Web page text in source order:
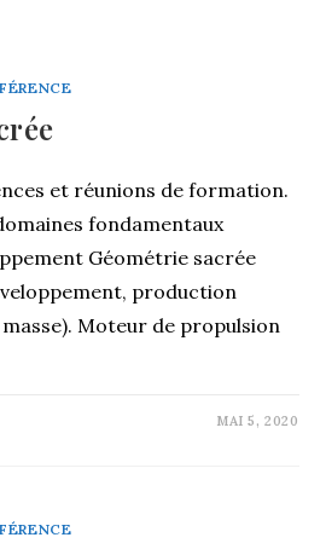
et réunions de formation.
fondamentaux
Géométrie sacrée
production
Moteur de propulsion
MAI 5, 2020